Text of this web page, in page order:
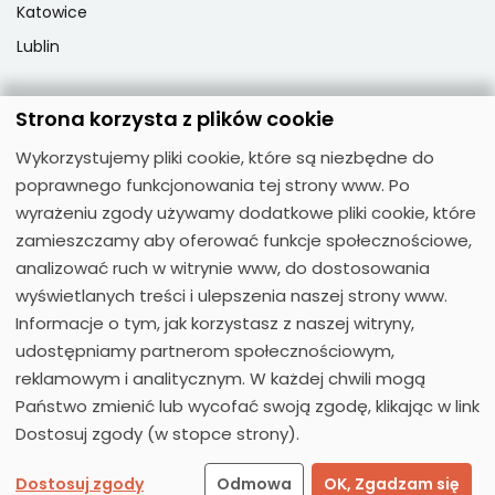
Katowice
Lublin
Popularne przedmioty
Język angielski
Język niemiecki
Język hiszpański
Język francuski
Język włoski
Język rosyjski
Moose Centrum Języków Obcych
Strona korzysta z plików cookie
Wykorzystujemy pliki cookie, które są niezbędne do
poprawnego funkcjonowania tej strony www. Po
wyrażeniu zgody używamy dodatkowe pliki cookie, które
zamieszczamy aby oferować funkcje społecznościowe,
analizować ruch w witrynie www, do dostosowania
wyświetlanych treści i ulepszenia naszej strony www.
Informacje o tym, jak korzystasz z naszej witryny,
udostępniamy partnerom społecznościowym,
reklamowym i analitycznym. W każdej chwili mogą
Państwo zmienić lub wycofać swoją zgodę, klikając w link
Dostosuj zgody (w stopce strony).
Dostosuj zgody Odmowa OK, Zgadzam się